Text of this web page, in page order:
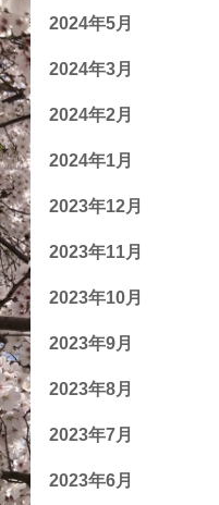
2024年5月
2024年3月
2024年2月
2024年1月
2023年12月
2023年11月
2023年10月
2023年9月
2023年8月
2023年7月
2023年6月